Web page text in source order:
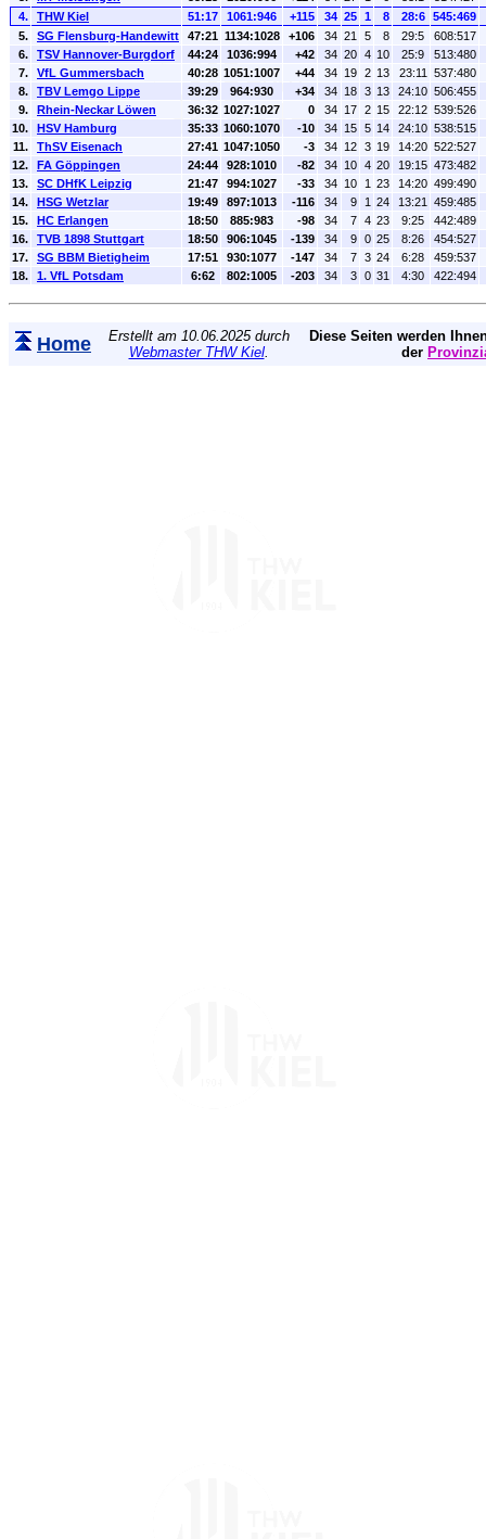
4.
THW Kiel 51:17 1061:946 +115 34 25 1 8 28:6
545:469
5.
SG Flensburg-Handewitt 47:21 1134:1028 +106 34 21 5 8 29:5
608:517
6.
TSV Hannover-Burgdorf 44:24 1036:994 +42 34 20 4 10 25:9
513:480
7.
VfL Gummersbach 40:28 1051:1007 +44 34 19 2 13 23:11
537:480
8.
TBV Lemgo Lippe 39:29 964:930 +34 34 18 3 13 24:10 506:455
9.
Rhein-Neckar Löwen 36:32 1027:1027 0 34 17 2 15 22:12 539:526
10.
HSV Hamburg 35:33 1060:1070 -10 34 15 5 14 24:10 538:515
11.
ThSV Eisenach 27:41 1047:1050 -3 34 12 3 19 14:20 522:527
12.
FA Göppingen 24:44 928:1010 -82 34 10 4 20 19:15 473:482
13.
SC DHfK Leipzig 21:47 994:1027 -33 34 10 1 23 14:20 499:490
14.
HSG Wetzlar 19:49 897:1013 -116 34 9 1 24 13:21
459:485
15.
HC Erlangen 18:50 885:983 -98 34 7 4 23 9:25
442:489
16.
TVB 1898 Stuttgart 18:50 906:1045 -139 34 9 0 25 8:26
454:527
17.
SG BBM Bietigheim 17:51 930:1077 -147 34 7 3 24 6:28
459:537
18.
1. VfL Potsdam 6:62 802:1005 -203 34 3 0 31 4:30 422:494
Home
Erstellt am 10.06.2025 durch
Webmaster THW Kiel.
Diese Seiten werden
der